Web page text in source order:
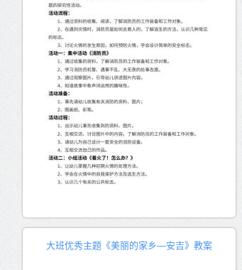
大班优秀主题《美丽的家乡―安吉》教案